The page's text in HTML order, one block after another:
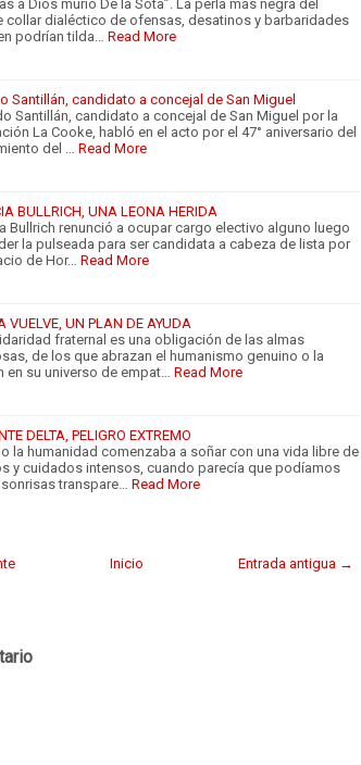
a Dios murió De la Sota”. La perla más negra del
collar dialéctico de ofensas, desatinos y barbaridades
podrían tilda…
Read More
Santillán, candidato a concejal de San Miguel
Santillán, candidato a concejal de San Miguel por la
La Cooke, habló en el acto por el 47° aniversario del
del …
Read More
BULLRICH, UNA LEONA HERIDA
Bullrich renunció a ocupar cargo electivo alguno luego
la pulseada para ser candidata a cabeza de lista por
de Hor…
Read More
VUELVE, UN PLAN DE AYUDA
fraternal es una obligación de las almas
de los que abrazan el humanismo genuino o la
en su universo de empat…
Read More
DELTA, PELIGRO EXTREMO
la humanidad comenzaba a soñar con una vida libre de
y cuidados intensos, cuando parecía que podíamos
transpare…
Read More
Entrada antigua →
Inicio